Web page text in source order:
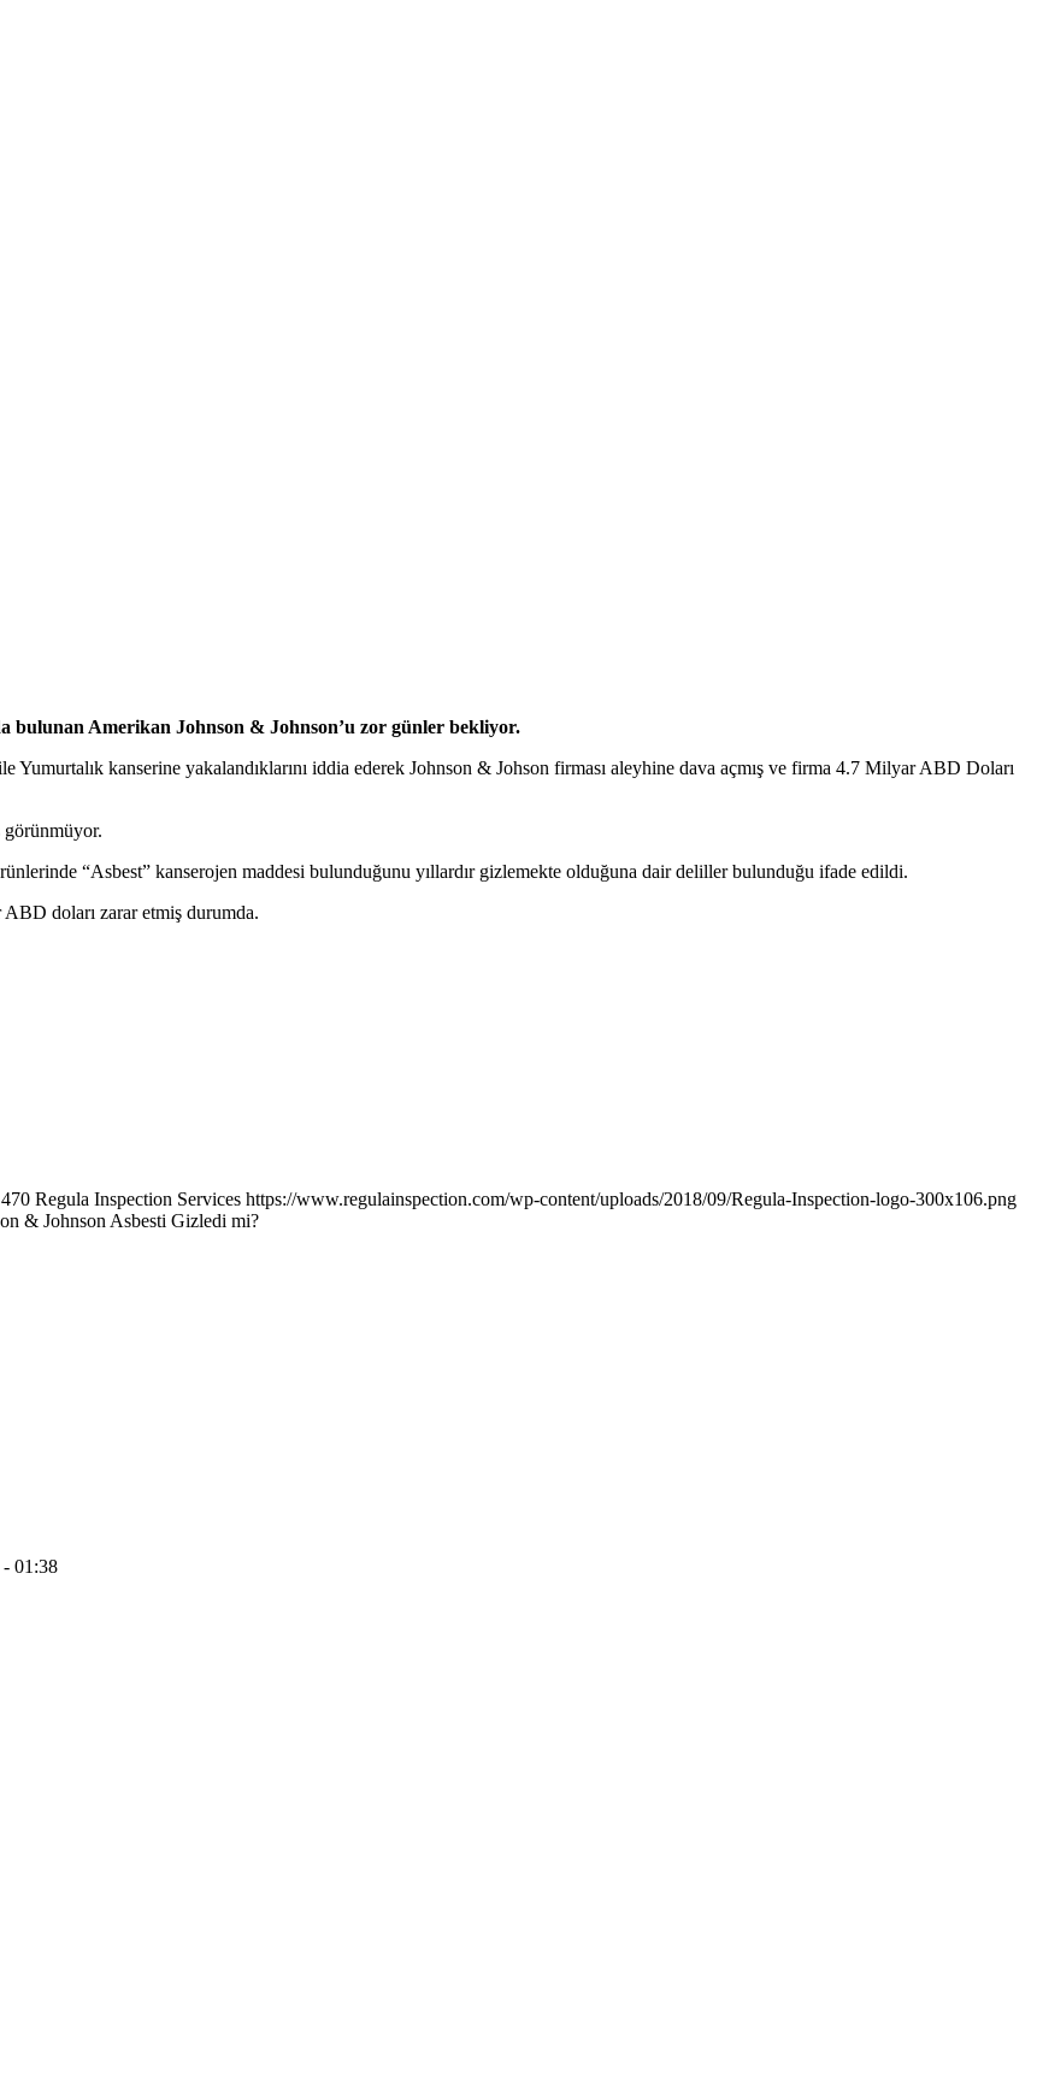
bulunan Amerikan Johnson & Johnson’u zor günler bekliyor.
Yumurtalık kanserine yakalandıklarını iddia ederek Johnson & Johson firması aleyhine dava açmış ve firma 4.7 Milyar ABD Doları
görünmüyor.
“Asbest” kanserojen maddesi bulunduğunu yıllardır gizlemekte olduğuna dair deliller bulunduğu ifade edildi.
doları zarar etmiş durumda.
470 Regula Inspection Services https://www.regulainspection.com/wp-content/uploads/2018/09/Regula-Inspection-logo-300x106.png
& Johnson Asbesti Gizledi mi?
- 01:38